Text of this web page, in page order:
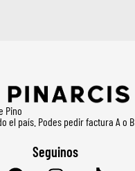
Pino
el país. Podes pedir factura A o B
Seguinos